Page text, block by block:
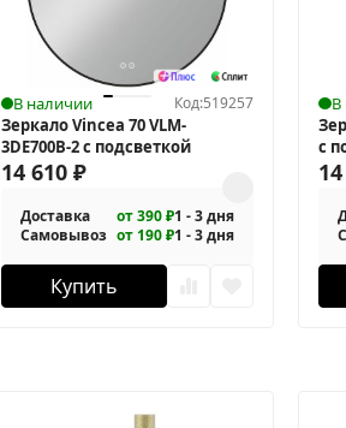
В наличии Код:519257
Зеркало Vincea 70 VLM-
3DE700B-2 с подсветкой
14 610 ₽
Доставка от 390 ₽1 - 3 дня
Самовывоз от 190 ₽1 - 3 дня
Купить
В
с